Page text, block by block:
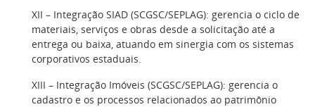
XII – Integração SIAD (SCGSC/SEPLAG): gerencia o ciclo de
materiais, serviços e obras desde a solicitação até a
entrega ou baixa, atuando em sinergia com os sistemas
corporativos estaduais.
XIII – Integração Imóveis (SCGSC/SEPLAG): gerencia o
cadastro e os processos relacionados ao patrimônio